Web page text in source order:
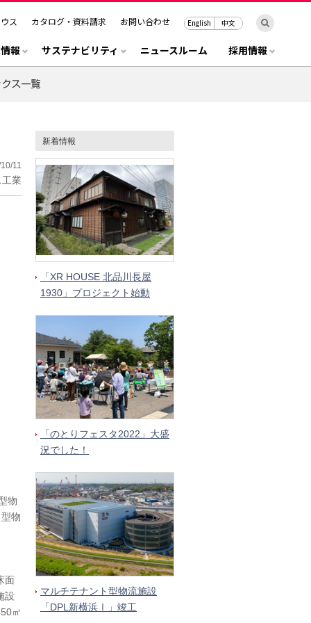
ス カタログ・資料請求 お問い合わせ English 中文
報 サステナビリティ ニュースルーム 採用情報
11
業
物
物
面
設
㎡
新着情報
「XR HOUSE 北品川長屋
1930」プロジェクト始動
「のとりフェスタ2022」大盛
況でした！
マルチテナント型物流施設
「DPL新横浜Ⅰ」竣工